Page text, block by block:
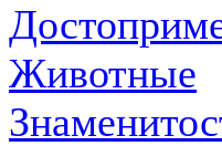
Животные